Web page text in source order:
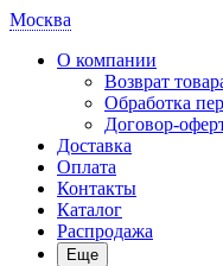
Москва
О компании
Возврат
Обработка
Договор-
Доставка
Оплата
Контакты
Каталог
Распродажа
Еще